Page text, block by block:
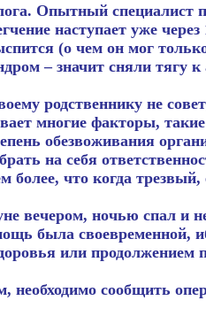
Опытный
наступает уже
(о чем он мог
– значит сняли тягу
родственнику не
многие факторы, такие
обезвоживания
на себя
более, что когда
вечером, ночью спал и
была своевременной,
или продолжением
необходимо сообщить